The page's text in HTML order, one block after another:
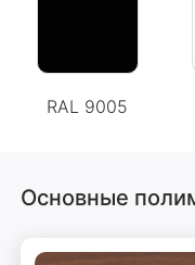
RAL 9005
Основные